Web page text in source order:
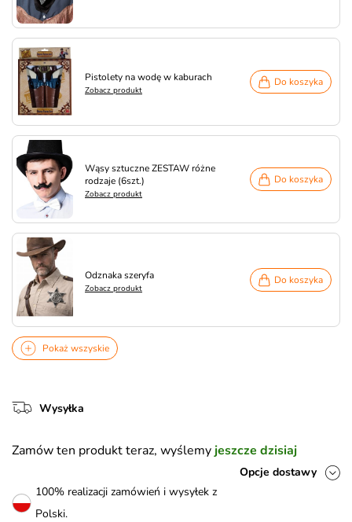
Pistolety na wodę w kaburach
Zobacz produkt
Do koszyka
Wąsy sztuczne ZESTAW różne
rodzaje (6szt.)
Zobacz produkt
Do koszyka
Odznaka szeryfa
Zobacz produkt
Do koszyka
Pokaż wszyskie
Wysyłka
Zamów ten produkt teraz, wyślemy jeszcze dzisiaj
Opcje dostawy
100% realizacji zamówień i wysyłek z
Polski.